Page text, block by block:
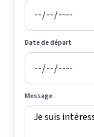
Date de départ
Message